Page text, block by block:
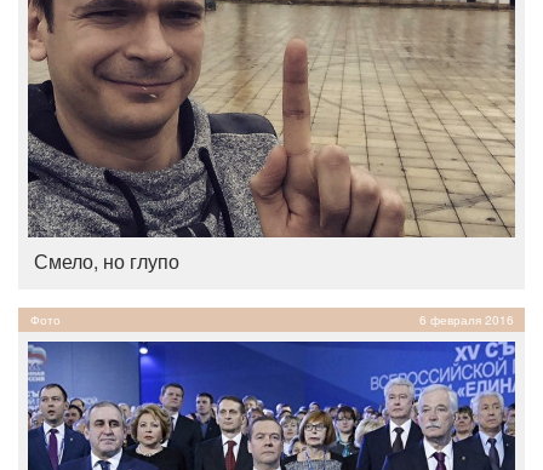
Смело, но глупо
Фото 6 февраля 2016